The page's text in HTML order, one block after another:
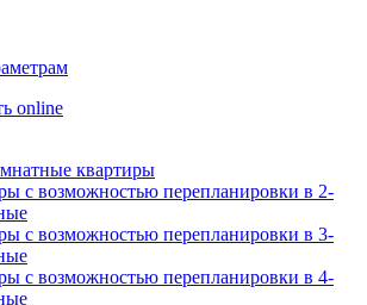
online
квартиры
с возможностью перепланировки в 2-
с возможностью перепланировки в 3-
с возможностью перепланировки в 4-